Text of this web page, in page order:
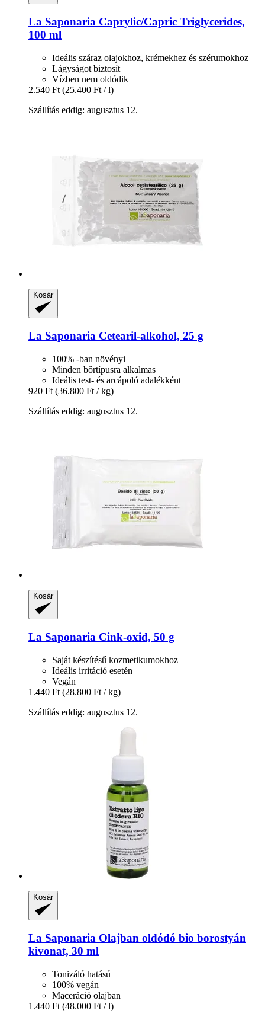
La Saponaria Caprylic/Capric Triglycerides,
100 ml
Ideális száraz olajokhoz, krémekhez és szérumokhoz
Lágyságot biztosít
Vízben nem oldódik
2.540 Ft (25.400 Ft / l)
Szállítás eddig: augusztus 12.
Kosár
La Saponaria Cetearil-​alkohol, 25 g
100% -ban növényi
Minden bőrtípusra alkalmas
Ideális test- és arcápoló adalékként
920 Ft (36.800 Ft / kg)
Szállítás eddig: augusztus 12.
Kosár
La Saponaria Cink-​oxid, 50 g
Saját készítésű kozmetikumokhoz
Ideális irritáció esetén
Vegán
1.440 Ft (28.800 Ft / kg)
Szállítás eddig: augusztus 12.
Kosár
La Saponaria Olajban oldódó bio borostyán
kivonat, 30 ml
Tonizáló hatású
100% vegán
Maceráció olajban
1.440 Ft (48.000 Ft / l)